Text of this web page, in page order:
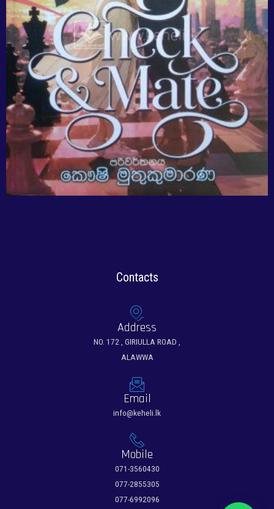
Contacts
Address
NO. 172 , GIRIULLA ROAD ,
ALAWWA
Email
info@keheli.lk
Mobile
071-3560430
077-2855305
077-6992096